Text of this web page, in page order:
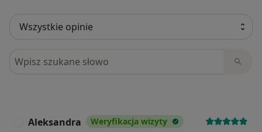
Szukaj w opiniach
Aleksandra Weryfikacja wizyty